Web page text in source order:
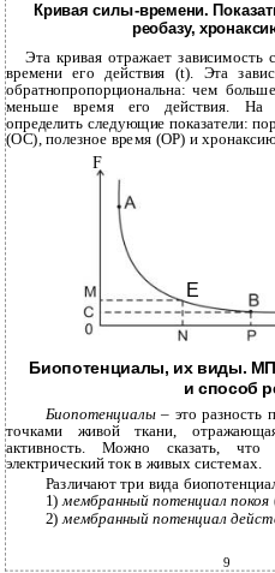
Кривая силы-времени.
реобазу,
Эта кривая отражает зависимость
времени его действия (t). Эта
обратнопропорциональна: чем
меньше время его действия. На
определить следующие показатели:
(ОС), полезное время (ОР) и
F
Е
Биопотенциалы, их виды.
и способ
Биопотенциалы– это разность
точками живой ткани,
активность. Можно сказать,
электрический ток в живых системах.
Различают три вида
1) мембранный потенциал покоя
2) мембранный потенциал
9